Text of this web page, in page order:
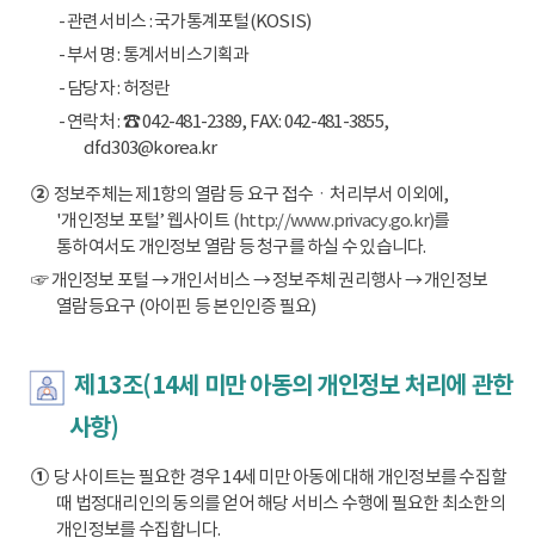
- 관련서비스 : 국가통계포털(KOSIS)
- 부서명 : 통계서비스기획과
- 담당자 : 허정란
- 연락처 : ☎ 042-481-2389, FAX: 042-481-3855,
dfd303@korea.kr
②정보주체는 제1항의 열람 등 요구 접수ㆍ처리부서 이외에,
'개인정보 포털’ 웹사이트 (http://www.privacy.go.kr)를
통하여서도 개인정보 열람 등 청구를 하실 수 있습니다.
☞ 개인정보 포털 → 개인서비스 → 정보주체 권리행사 → 개인정보
열람등요구 (아이핀 등 본인인증 필요)
제13조(14세 미만 아동의 개인정보 처리에 관한
사항)
①당 사이트는 필요한 경우 14세 미만 아동에 대해 개인정보를 수집할
때 법정대리인의 동의를 얻어 해당 서비스 수행에 필요한 최소한의
개인정보를 수집합니다.